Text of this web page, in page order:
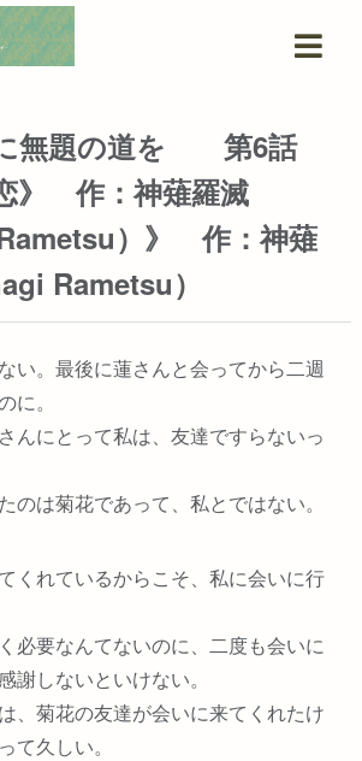
に無題の道を 第6話
》 作：神薙羅滅
）》 作：神薙
Rametsu）
い。最後に蓮さんと会ってから二週
に。
んにとって私は、友達ですらないっ
のは菊花であって、私とではない。
くれているからこそ、私に会いに行
必要なんてないのに、二度も会いに
謝しないといけない。
、菊花の友達が会いに来てくれたけ
て久しい。